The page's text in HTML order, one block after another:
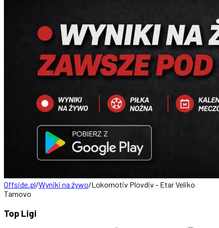
Offside.pl/Wyniki na żywo/Lokomotiv Plovdiv - Etar Veliko
Tarnovo
Top Ligi